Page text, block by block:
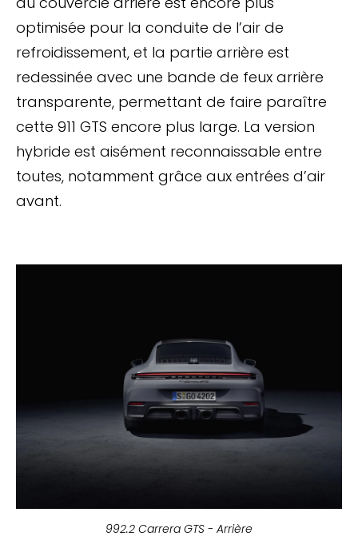
optimisée pour la conduite de l’air de
refroidissement, et la partie arrière est
redessinée avec une bande de feux arrière
transparente, permettant de faire paraître
cette 911 GTS encore plus large. La version
hybride est aisément reconnaissable entre
toutes, notamment grâce aux entrées d’air
avant.
992.2 Carrera GTS - Arrière